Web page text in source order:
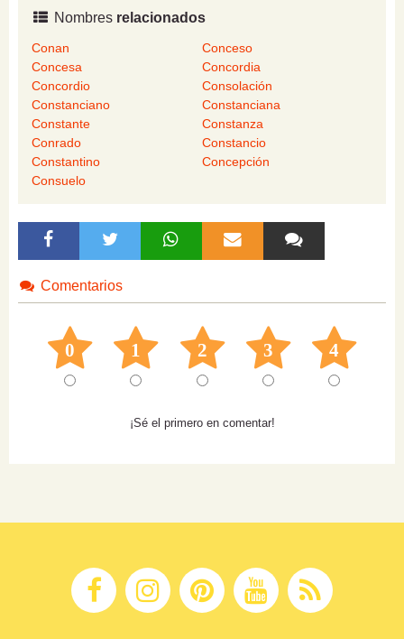
Nombres relacionados
Conan
Conceso
Concesa
Concordia
Concordio
Consolación
Constanciano
Constanciana
Constante
Constanza
Conrado
Constancio
Constantino
Concepción
Consuelo
Comentarios
0 1 2 3 4
¡Sé el primero en comentar!